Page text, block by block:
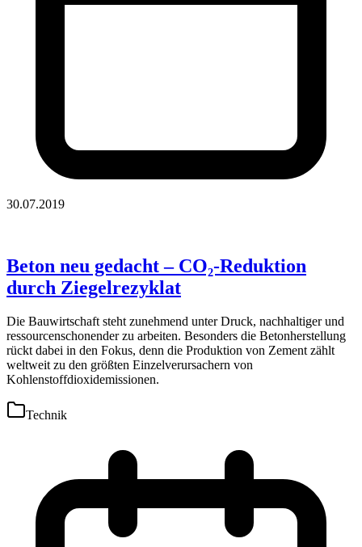
30.07.2019
Beton neu gedacht – CO₂-Reduktion
durch Ziegelrezyklat
Die Bauwirtschaft steht zunehmend unter Druck, nachhaltiger und
ressourcenschonender zu arbeiten. Besonders die Betonherstellung
rückt dabei in den Fokus, denn die Produktion von Zement zählt
weltweit zu den größten Einzelverursachern von
Kohlenstoffdioxidemissionen.
Technik